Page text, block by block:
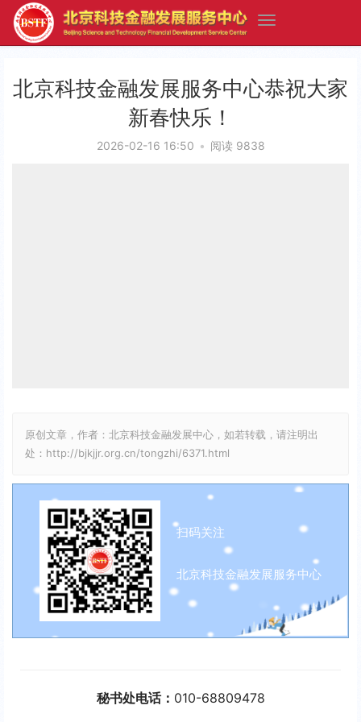
北京科技金融发展服务中心恭祝大家
新春快乐！
2026-02-16 16:50 • 阅读 9838
原创文章，作者：北京科技金融发展中心，如若转载，请注明出
处：http://bjkjjr.org.cn/tongzhi/6371.html
扫码关注
北京科技金融发展服务中心
秘书处电话： 010-68809478